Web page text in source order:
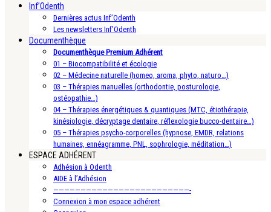
Inf’Odenth
Dernières actus Inf’Odenth
Les newsletters Inf’Odenth
Documenthèque
Documenthèque Premium Adhérent
01 – Biocompatibilité et écologie
02 – Médecine naturelle (homeo, aroma, phyto, naturo…)
03 – Thérapies manuelles (orthodontie, posturologie,
ostéopathie…)
04 – Thérapies énergétiques & quantiques (MTC, étiothérapie,
kinésiologie, décryptage dentaire, réflexologie bucco-dentaire…)
05 – Thérapies psycho-corporelles (hypnose, EMDR, relations
humaines, ennéagramme, PNL, sophrologie, méditation…)
ESPACE ADHÉRENT
Adhésion à Odenth
AIDE à l’Adhésion
—————————————————————————-
Connexion à mon espace adhérent